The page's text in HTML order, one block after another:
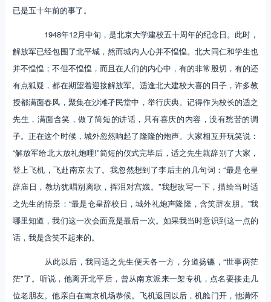
已是五十年前的事了。
1948年12月中旬，是北京大学建校五十周年的纪念日。此时，
解放军已经包围了北平城，然而城内人心并不惶惶。北大同仁和学生也
并不惶惶；不但不惶惶，而且在人们的内心中，有的非常殷切，有的还
有点狐疑，都在期望着迎接解放军。适逢北大建校大喜的日子，许多教
授都满面春风，聚集在沙滩孑民堂中，举行庆典。记得作为校长的适之
先生，满面含笑，做了简短的讲话，只有喜庆的内容，没有愁苦的调
子。正在这个时候，城外忽然响起了隆隆的炮声。大家相互开玩笑说：
“解放军给北大放礼炮哩!”简短的仪式完毕后，适之先生就辞别了大家，
登上飞机，飞赴南京去了。我忽然想到了李后主的几句词：“最是仓皇
辞庙日，教坊犹唱别离歌，挥泪对宫娥。”我想改写一下，描绘当时适
之先生的情景：“最是仓皇辞校日，城外礼炮声隆隆，含笑辞友朋。”我
哪里知道，我们这一次会面竟是最后一次。如果我当时意识到这一点的
话，我是含笑不起来的。
从此以后，我同适之先生便天各一方，分道扬镳，“世事两茫
茫”了。听说，他离开北平后，曾从南京派来一架专机，点名要接走几
位老朋友。他亲自在南京机场恭候。飞机返回以后，机舱门开，他满怀